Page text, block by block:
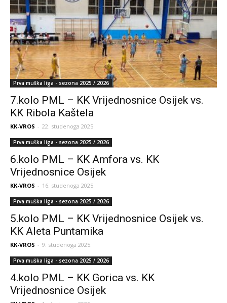
Prva muška liga - sezona 2025 / 2026
7.kolo PML – KK Vrijednosnice Osijek vs.
KK Ribola Kaštela
KK-VROS - 22. studenoga 2025.
Prva muška liga - sezona 2025 / 2026
6.kolo PML – KK Amfora vs. KK
Vrijednosnice Osijek
KK-VROS - 16. studenoga 2025.
Prva muška liga - sezona 2025 / 2026
5.kolo PML – KK Vrijednosnice Osijek vs.
KK Aleta Puntamika
KK-VROS - 9. studenoga 2025.
Prva muška liga - sezona 2025 / 2026
4.kolo PML – KK Gorica vs. KK
Vrijednosnice Osijek